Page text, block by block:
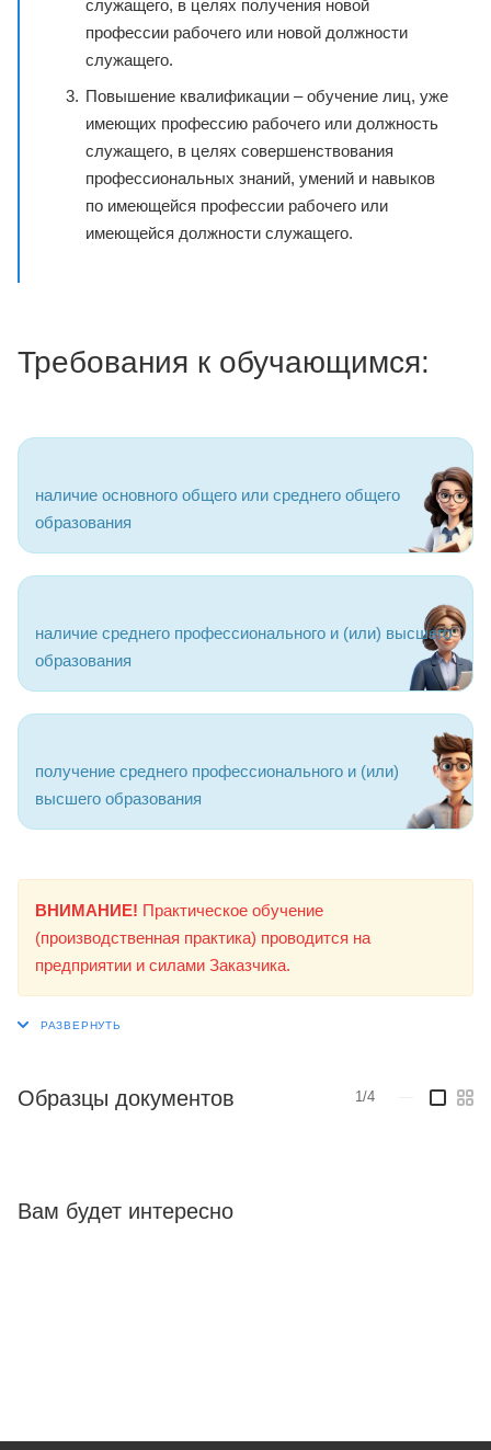
служащего, в целях получения новой
профессии рабочего или новой должности
служащего.
Повышение квалификации – обучение лиц, уже
имеющих профессию рабочего или должность
служащего, в целях совершенствования
профессиональных знаний, умений и навыков
по имеющейся профессии рабочего или
имеющейся должности служащего.
Требования к обучающимся:
наличие основного общего или среднего общего
образования
наличие среднего профессионального и (или) высшего
образования
получение среднего профессионального и (или)
высшего образования
ВНИМАНИЕ! Практическое обучение
(производственная практика) проводится на
предприятии и силами Заказчика.
Образцы документов 1/4
Вам будет интересно